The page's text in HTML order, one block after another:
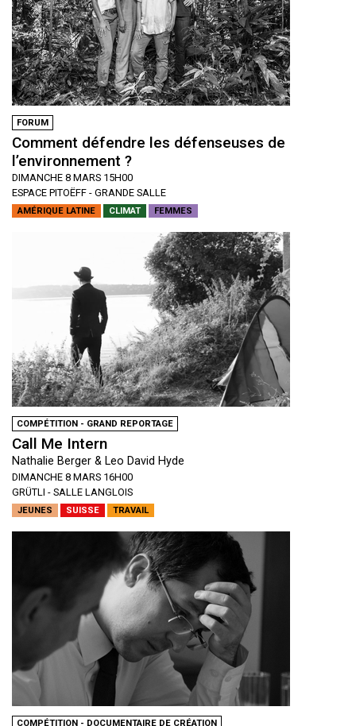
FORUM
Comment défendre les défenseuses de
l’environnement ?
DIMANCHE 8 MARS 15H00
ESPACE PITOËFF - GRANDE SALLE
AMÉRIQUE LATINE CLIMAT FEMMES
COMPÉTITION - GRAND REPORTAGE
Call Me Intern
Nathalie Berger & Leo David Hyde
DIMANCHE 8 MARS 16H00
GRÜTLI - SALLE LANGLOIS
JEUNES SUISSE TRAVAIL
COMPÉTITION - DOCUMENTAIRE DE CRÉATION